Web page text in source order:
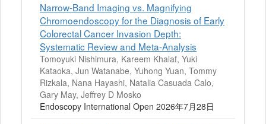
Narrow-Band Imaging vs. Magnifying
Chromoendoscopy for the Diagnosis of Early
Colorectal Cancer Invasion Depth:
Systematic Review and Meta-Analysis
Tomoyuki Nishimura, Kareem Khalaf, Yuki
Kataoka, Jun Watanabe, Yuhong Yuan, Tommy
Rizkala, Nana Hayashi, Natalia Casuada Calo,
Gary May, Jeffrey D Mosko
Endoscopy International Open 2026年7月28日